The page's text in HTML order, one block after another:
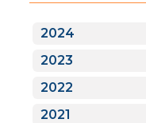
2024
2023
2022
2021